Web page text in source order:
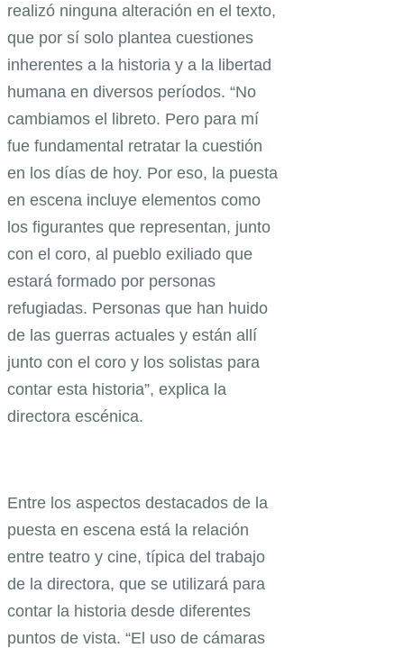
realizó ninguna alteración en el texto,
que por sí solo plantea cuestiones
inherentes a la historia y a la libertad
humana en diversos períodos. “No
cambiamos el libreto. Pero para mí
fue fundamental retratar la cuestión
en los días de hoy. Por eso, la puesta
en escena incluye elementos como
los figurantes que representan, junto
con el coro, al pueblo exiliado que
estará formado por personas
refugiadas. Personas que han huido
de las guerras actuales y están allí
junto con el coro y los solistas para
contar esta historia”, explica la
directora escénica.
Entre los aspectos destacados de la
puesta en escena está la relación
entre teatro y cine, típica del trabajo
de la directora, que se utilizará para
contar la historia desde diferentes
puntos de vista. “El uso de cámaras